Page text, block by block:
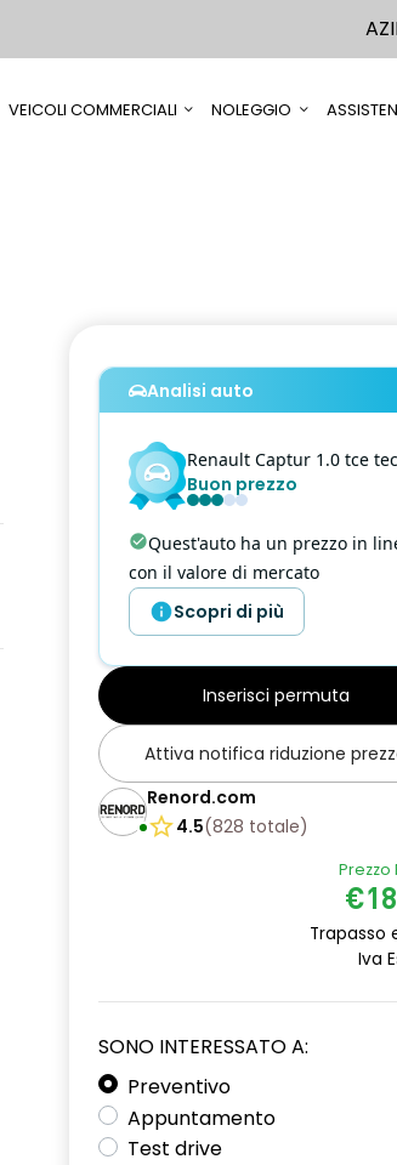
VEICOLI COMMERCIALI NOLEGGIO
Analisi auto
Renault Captur 1.0 tce techno
Buon prezzo
Quest'auto ha un prezzo in
con il valore di mercato
Scopri di più
Inserisci permuta
Attiva notifica riduzione
Renord.com
4.5(828 totale)
Prezzo
Trapasso
Iva
SONO INTERESSATO A:
Preventivo
Appuntamento
Test drive